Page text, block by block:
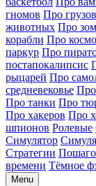
гномов Про
животных Про
корабли Про
паркур Про
постапокалипсис
рыцарей Про
средневековье
Про танки Про
Про хакеров Про
шпионов Ролевые
Симулятор
Стратегии
времени Тёмное
Menu